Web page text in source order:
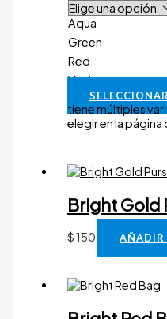
Aqua
Green
Red
Vaciar
tiene múltiples
elegir en la
Bright Gold
$150 AÑADIR